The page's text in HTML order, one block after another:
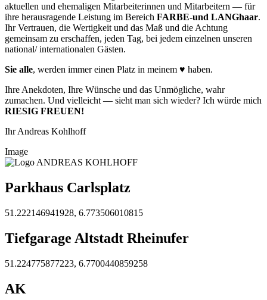
aktuellen und ehemaligen Mitarbeiterinnen und Mitarbeitern — für
ihre herausragende Leistung im Bereich FARBE-und LANGhaar.
Ihr Vertrauen, die Wertigkeit und das Maß und die Achtung
gemeinsam zu erschaffen, jeden Tag, bei jedem einzelnen unseren
national/ internationalen Gästen.
Sie alle, werden immer einen Platz in meinem ♥️ haben.
Ihre Anekdoten, Ihre Wünsche und das Unmögliche, wahr
zumachen. Und vielleicht — sieht man sich wieder? Ich würde mich
RIESIG FREUEN!
Ihr Andreas Kohlhoff
Image
Parkhaus Carlsplatz
51.222146941928, 6.773506010815
Tiefgarage Altstadt Rheinufer
51.224775877223, 6.7700440859258
AK